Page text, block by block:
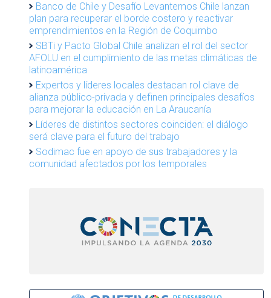
Banco de Chile y Desafío Levantemos Chile lanzan
plan para recuperar el borde costero y reactivar
emprendimientos en la Región de Coquimbo
SBTi y Pacto Global Chile analizan el rol del sector
AFOLU en el cumplimiento de las metas climáticas de
latinoamérica
Expertos y líderes locales destacan rol clave de
alianza público-privada y definen principales desafíos
para mejorar la educación en La Araucanía
Líderes de distintos sectores coinciden: el diálogo
será clave para el futuro del trabajo
Sodimac fue en apoyo de sus trabajadores y la
comunidad afectados por los temporales